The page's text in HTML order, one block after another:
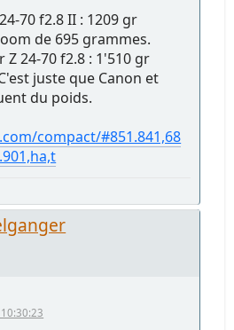
70 f2.8 II : 1209 gr
de 695 grammes.
Z 24-70 f2.8 : 1'510 gr
juste que Canon et
du poids.
compact/#851.841,68